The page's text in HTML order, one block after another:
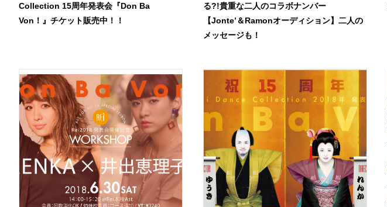
Collection 15周年発表会『Don Ba
Von！』チケット販売中！！
る?!貴重な二人のコラボナンバー
【Jonte’＆Ramonオーディション】二人の
メッセージも！